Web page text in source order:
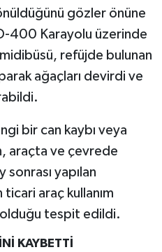
gözler önüne
400 Karayolu üzerinde
refüjde bulunan
ağaçları devirdi ve
bir can kaybı veya
araçta ve çevrede
yapılan
araç kullanım
olduğu tespit edildi.
KAYBETTİ